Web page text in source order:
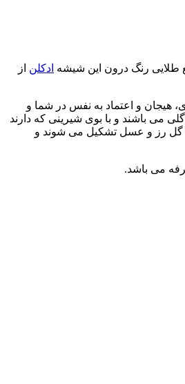
ادکلن از
هیجان و اعتماد به نفس در شما و
می باشند و با بوی شیرینی که دارند
گل رز و عسل تشکیل می شوند و